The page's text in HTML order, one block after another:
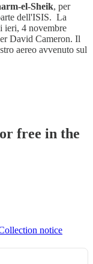
el-Sheik, per
dell'ISIS. La
ieri, 4 novembre
David Cameron. Il
aereo avvenuto sul
free in the
notice